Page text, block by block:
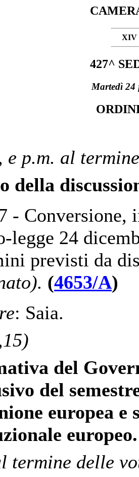
XIV
427^
Martedì 24
e p.m. al
della
-
legge 24
previsti da
(4653/A)
: Saia.
del
del
europea e
europeo.
termine delle